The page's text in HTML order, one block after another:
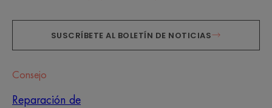
SUSCRÍBETE AL BOLETÍN DE NOTICIAS
Consejo
Reparación de